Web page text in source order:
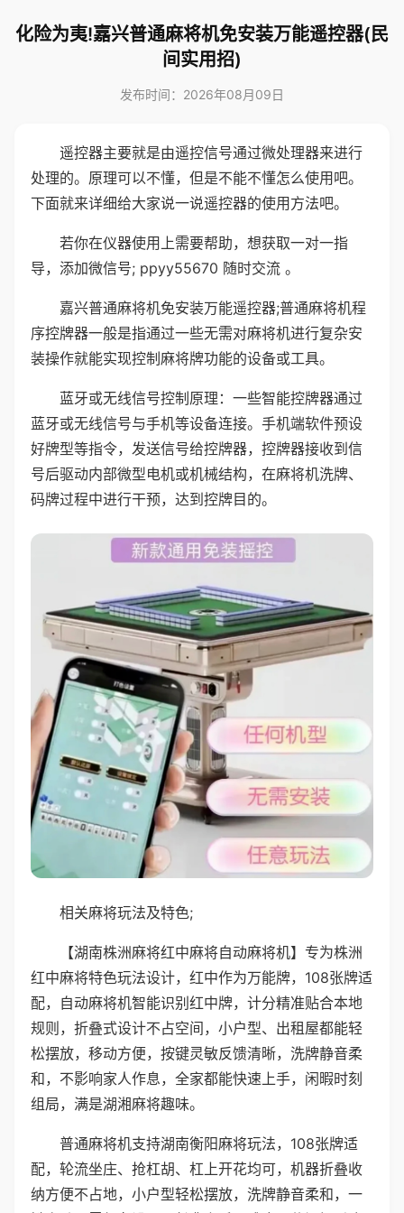
化险为夷!嘉兴普通麻将机免安装万能遥控器(民
间实用招)
发布时间：2026年08月09日
遥控器主要就是由遥控信号通过微处理器来进行
处理的。原理可以不懂，但是不能不懂怎么使用吧。
下面就来详细给大家说一说遥控器的使用方法吧。
若你在仪器使用上需要帮助，想获取一对一指
导，添加微信号; ppyy55670 随时交流 。
嘉兴普通麻将机免安装万能遥控器;普通麻将机程
序控牌器一般是指通过一些无需对麻将机进行复杂安
装操作就能实现控制麻将牌功能的设备或工具。
蓝牙或无线信号控制原理：一些智能控牌器通过
蓝牙或无线信号与手机等设备连接。手机端软件预设
好牌型等指令，发送信号给控牌器，控牌器接收到信
号后驱动内部微型电机或机械结构，在麻将机洗牌、
码牌过程中进行干预，达到控牌目的。
相关麻将玩法及特色;
【湖南株洲麻将红中麻将自动麻将机】专为株洲
红中麻将特色玩法设计，红中作为万能牌，108张牌适
配，自动麻将机智能识别红中牌，计分精准贴合本地
规则，折叠式设计不占空间，小户型、出租屋都能轻
松摆放，移动方便，按键灵敏反馈清晰，洗牌静音柔
和，不影响家人作息，全家都能快速上手，闲暇时刻
组局，满是湖湘麻将趣味。
普通麻将机支持湖南衡阳麻将玩法，108张牌适
配，轮流坐庄、抢杠胡、杠上开花均可，机器折叠收
纳方便不占地，小户型轻松摆放，洗牌静音柔和，一